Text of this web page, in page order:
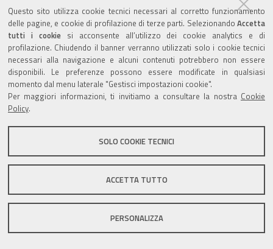
Questo sito utilizza cookie tecnici necessari al corretto funzionamento
delle pagine, e cookie di profilazione di terze parti. Selezionando Accetta
tutti i cookiesi acconsente all’utilizzo dei cookie analytics e di
profilazione. Chiudendo il banner verranno utilizzati solo i cookie tecnici
necessari alla navigazione e alcuni contenuti potrebbero non essere
disponibili. Le preferenze possono essere modificate in qualsiasi
momento dal menu laterale "Gestisci impostazioni cookie".
Per maggiori informazioni, ti invitiamo a consultare la nostra Cookie
Policy.
SOLO COOKIE TECNICI
ACCETTA TUTTO
PERSONALIZZA
Valuta questo sito
Sito istituzionale Comune di Zola Predosa
DPO|Accessibilità